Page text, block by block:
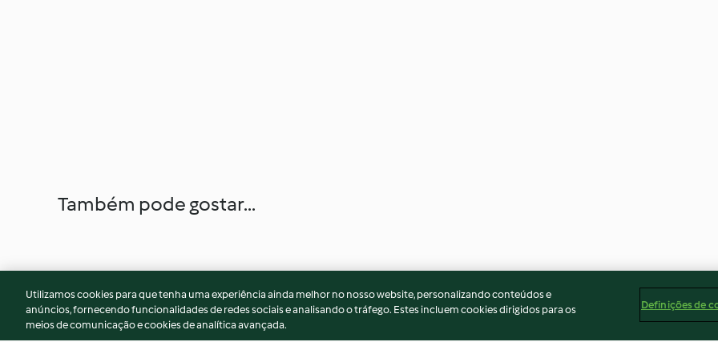
Também pode gostar...
Utilizamos cookies para que tenha uma experiência ainda melhor no nosso website, personalizando conteúdos e
anúncios, fornecendo funcionalidades de redes sociais e analisando o tráfego. Estes incluem cookies dirigidos para os
meios de comunicação e cookies de analítica avançada.
Definições de